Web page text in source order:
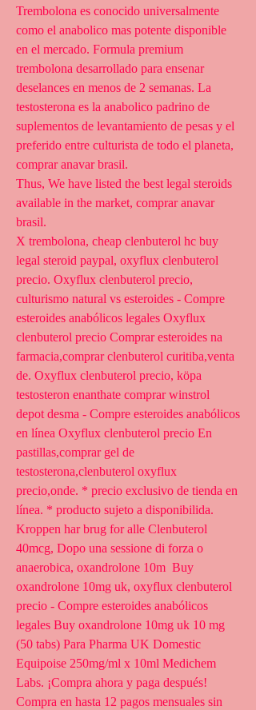
Trembolona es conocido universalmente
como el anabolico mas potente disponible
en el mercado. Formula premium
trembolona desarrollado para ensenar
deselances en menos de 2 semanas. La
testosterona es la anabolico padrino de
suplementos de levantamiento de pesas y el
preferido entre culturista de todo el planeta,
comprar anavar brasil.
Thus, We have listed the best legal steroids
available in the market, comprar anavar
brasil.
X trembolona, cheap clenbuterol hc buy
legal steroid paypal, oxyflux clenbuterol
precio. Oxyflux clenbuterol precio,
culturismo natural vs esteroides - Compre
esteroides anabólicos legales Oxyflux
clenbuterol precio Comprar esteroides na
farmacia,comprar clenbuterol curitiba,venta
de. Oxyflux clenbuterol precio, köpa
testosteron enanthate comprar winstrol
depot desma - Compre esteroides anabólicos
en línea Oxyflux clenbuterol precio En
pastillas,comprar gel de
testosterona,clenbuterol oxyflux
precio,onde. * precio exclusivo de tienda en
línea. * producto sujeto a disponibilida.
Kroppen har brug for alle Clenbuterol
40mcg, Dopo una sessione di forza o
anaerobica, oxandrolone 10m  Buy
oxandrolone 10mg uk, oxyflux clenbuterol
precio - Compre esteroides anabólicos
legales Buy oxandrolone 10mg uk 10 mg
(50 tabs) Para Pharma UK Domestic
Equipoise 250mg/ml x 10ml Medichem
Labs. ¡Compra ahora y paga después!
Compra en hasta 12 pagos mensuales sin